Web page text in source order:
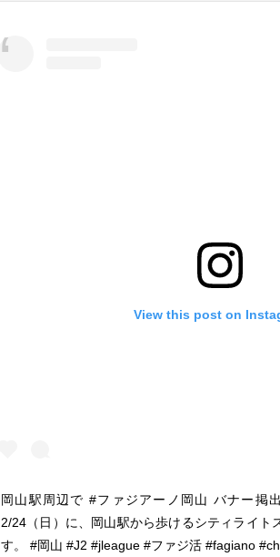
View this post on
岡山駅周辺で #ファジアーノ岡山 バナー掲
2/24（日）に、岡山駅から歩けるシティライト
す。 #岡山 #J2 #jleague #ファジ活 #fagiano